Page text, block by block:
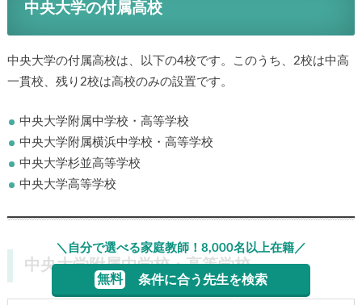
中央大学の付属高校
中央大学の付属高校は、以下の4校です。このうち、2校は中高
一貫校、残り2校は高校のみの設置です。
中央大学附属中学校・高等学校
中央大学附属横浜中学校・高等学校
中央大学杉並高等学校
中央大学高等学校
中央大学附属中学校・高等学校
＼自分で選べる家庭教師！8,000名以上在籍／
無料 条件に合う先生を検索